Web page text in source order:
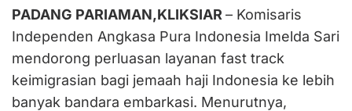
Diterapkan
di
Lebih
Banyak
Bandara
PADANG PARIAMAN,KLIKSIAR – Komisaris
Independen Angkasa Pura Indonesia Imelda Sari
mendorong perluasan layanan fast track
keimigrasian bagi jemaah haji Indonesia ke lebih
banyak bandara embarkasi. Menurutnya,